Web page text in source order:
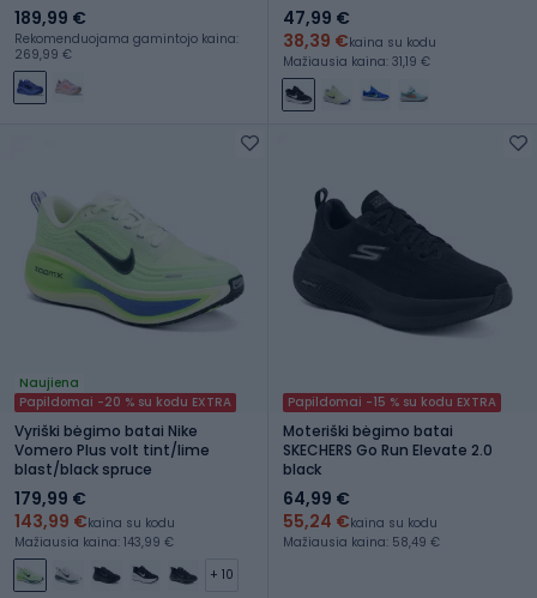
189,99 €
Rekomenduojama gamintojo kaina:
269,99 €
47,99 €
38,39 €kaina su kodu
Mažiausia kaina: 31,19 €
Naujiena
Papildomai -20 % su kodu EXTRA
Vyriški bėgimo batai Nike
Vomero Plus volt tint/lime
blast/black spruce
179,99 €
143,99 €kaina su kodu
Mažiausia kaina: 143,99 €
+ 10
Papildomai -15 % su kodu EXTRA
Moteriški bėgimo batai
SKECHERS Go Run Elevate 2.0
black
64,99 €
55,24 €kaina su kodu
Mažiausia kaina: 58,49 €